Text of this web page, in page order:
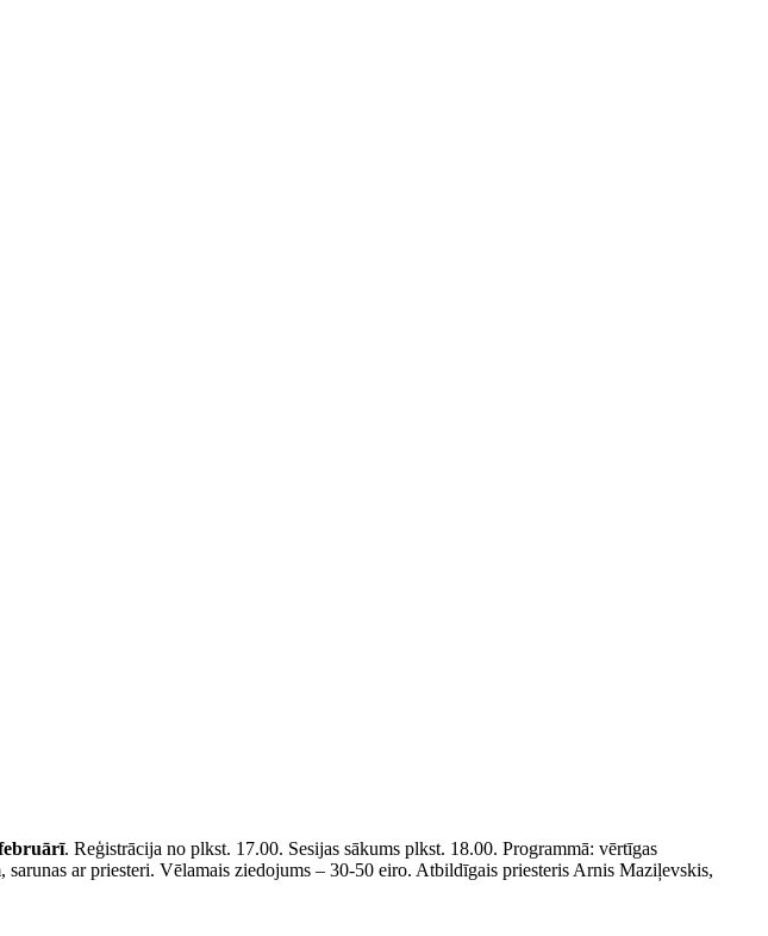
. Reģistrācija no plkst. 17.00. Sesijas sākums plkst. 18.00. Programmā: vērtīgas
ar priesteri. Vēlamais ziedojums – 30-50 eiro. Atbildīgais priesteris Arnis Maziļevskis,